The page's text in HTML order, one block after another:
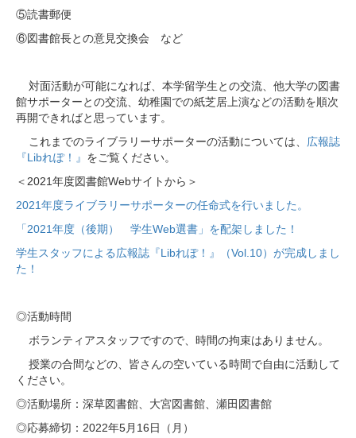
⑤読書郵便
⑥図書館長との意見交換会 など
対面活動が可能になれば、本学留学生との交流、他大学の図書
館サポーターとの交流、幼稚園での紙芝居上演などの活動を順次
再開できればと思っています。
これまでのライブラリーサポーターの活動については、 広報誌
『Libれぽ！』 をご覧ください。
＜2021年度図書館Webサイトから＞
2021年度ライブラリーサポーターの任命式を行いました。
「2021年度（後期） 学生Web選書」を配架しました！
学生スタッフによる広報誌『Libれぽ！』（Vol.10）が完成しまし
た！
◎活動時間
ボランティアスタッフですので、時間の拘束はありません。
授業の合間などの、皆さんの空いている時間で自由に活動して
ください。
◎活動場所：深草図書館、大宮図書館、瀬田図書館
◎応募締切：2022年5月16日（月）